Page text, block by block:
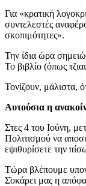
Για «κρατική
συντελεστές
σκοπιμότητες».
Την ίδια ώρα
Το βιβλίο (όπως
Τονίζουν, μάλιστα,
Αυτούσια η
Στες 4 του Ιούνη,
Πολιτισμού να
εψιθυρίσετε την
Τώρα βλέπουμε
Σ̆οκάρει μας η